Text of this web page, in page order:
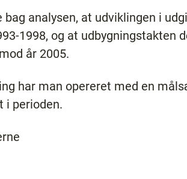
analysen, at udviklingen i
1998, og at udbygningstakten
år 2005.
har man opereret med en
i perioden.